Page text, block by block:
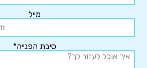
מייל
סיבת הפנייה*